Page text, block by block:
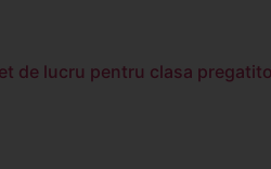
de lucru pentru clasa